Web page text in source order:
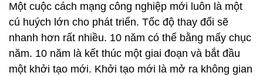
Một cuộc cách mạng công nghiệp mới luôn là một
cú huých lớn cho phát triển. Tốc độ thay đổi sẽ
nhanh hơn rất nhiều. 10 năm có thể bằng mấy chục
năm. 10 năm là kết thúc một giai đoạn và bắt đầu
một khởi tạo mới. Khởi tạo mới là mở ra không gian